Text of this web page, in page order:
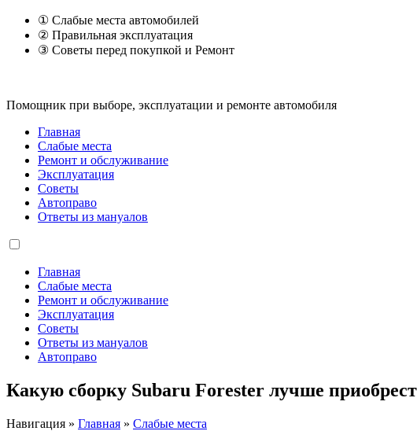
① Слабые места автомобилей
② Правильная эксплуатация
③ Советы перед покупкой и Ремонт
Помощник при выборе, эксплуатации и ремонте автомобиля
Главная
Слабые места
Ремонт и обслуживание
Эксплуатация
Советы
Автоправо
Ответы из мануалов
Главная
Слабые места
Ремонт и обслуживание
Эксплуатация
Советы
Ответы из мануалов
Автоправо
Какую сборку Subaru Forester лучше
Навигация » Главная » Слабые места